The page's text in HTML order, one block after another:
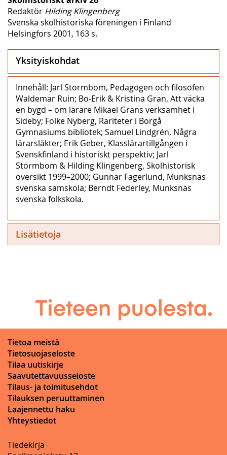
Redaktör Hilding Klingenberg
Svenska skolhistoriska föreningen i Finland
Helsingfors 2001, 163 s.
Yksityiskohdat
Innehåll: Jarl Stormbom, Pedagogen och filosofen
Waldemar Ruin; Bo-Erik & Kristina Gran, Att väcka
en bygd – om lärare Mikael Grans verksamhet i
Sideby; Folke Nyberg, Rariteter i Borgå
Gymnasiums bibliotek; Samuel Lindgrén, Några
lärarsläkter; Erik Geber, Klasslärartillgången i
Svenskfinland i historiskt perspektiv; Jarl
Stormbom & Hilding Klingenberg, Skolhistorisk
översikt 1999–2000; Gunnar Fagerlund, Munksnäs
svenska samskola; Berndt Federley, Munksnäs
svenska folkskola.
Lisätietoja
Tietoa meistä
Tietosuojaseloste
Tilaa uutiskirje
Saavutettavuusseloste
Tilaus- ja toimitusehdot
Tilauksen peruuttaminen
Laajennettu haku
Yhteystiedot
Tiedekirja